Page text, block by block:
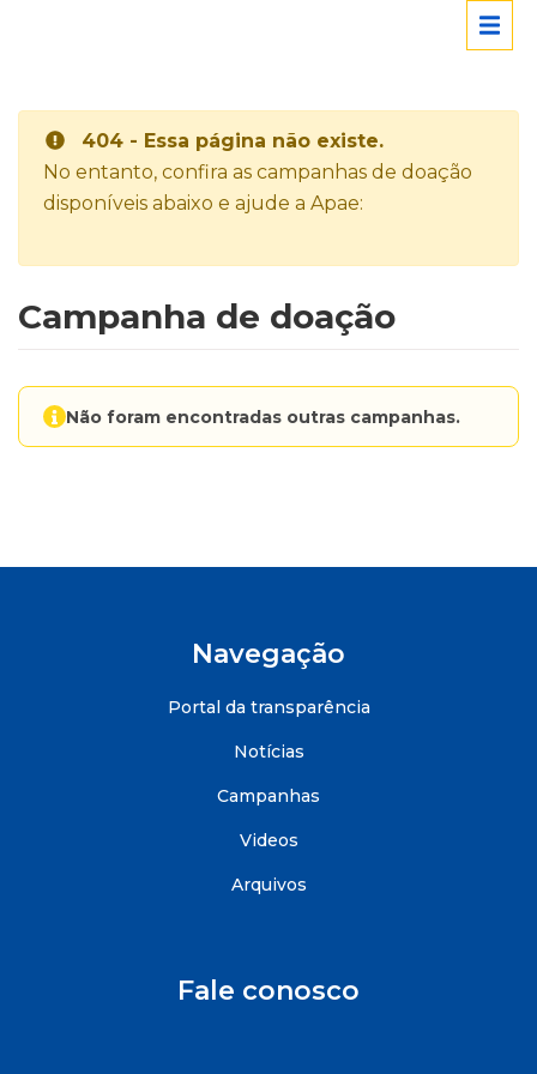
404 - Essa página não existe.
No entanto, confira as campanhas de doação
disponíveis abaixo e ajude a Apae:
Campanha de doação
Não foram encontradas outras campanhas.
Navegação
Portal da transparência
Notícias
Campanhas
Videos
Arquivos
Fale conosco